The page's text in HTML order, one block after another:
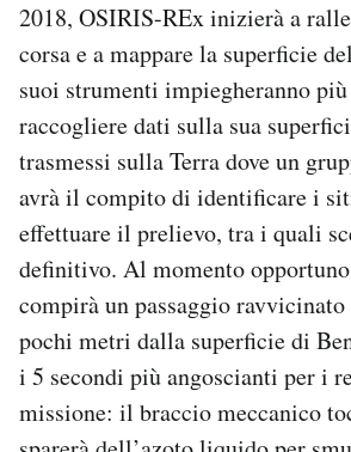
2018, OSIRIS-REx inizierà a
corsa e a mappare la superficie
suoi strumenti impiegheranno
raccogliere dati sulla sua
trasmessi sulla Terra dove un
avrà il compito di identificare i
effettuare il prelievo, tra i quali
definitivo. Al momento
compirà un passaggio
pochi metri dalla superficie di
i 5 secondi più angoscianti per i
missione: il braccio meccanico